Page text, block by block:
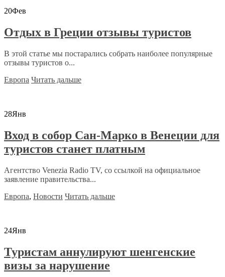
20Фев
Отдых в Греции отзывы туристов
В этой статье мы постарались собрать наиболее популярные
отзывы туристов о...
Европа Читать дальше
28Янв
Вход в собор Сан-Марко в Венеции для
туристов станет платным
Агентство Venezia Radio TV, со ссылкой на официальное
заявление правительства...
Европа, Новости Читать дальше
24Янв
Туристам аннулируют шенгенские
визы за нарушение